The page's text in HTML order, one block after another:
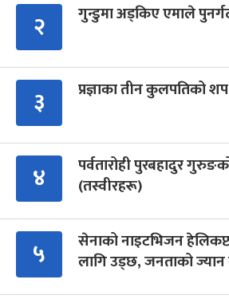
२ गुन्डुमा अड्किए एमाले
३ प्रज्ञाका तीन कुलपतिको
४
पर्वतारोही पुरबहादुर
(तस्वीरहरू)
५
सेनाको नाइटभिजन
लागि उड्छ, जनताको